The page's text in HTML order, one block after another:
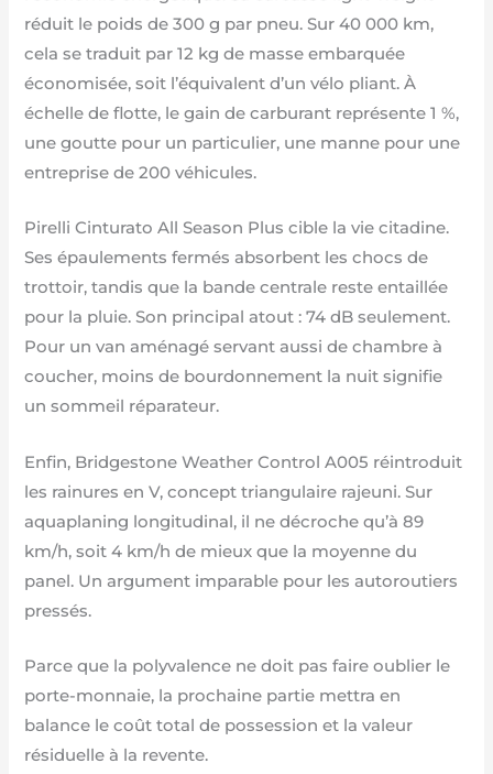
réduit le poids de 300 g par pneu. Sur 40 000 km,
cela se traduit par 12 kg de masse embarquée
économisée, soit l’équivalent d’un vélo pliant. À
échelle de flotte, le gain de carburant représente 1 %,
une goutte pour un particulier, une manne pour une
entreprise de 200 véhicules.
Pirelli Cinturato All Season Plus cible la vie citadine.
Ses épaulements fermés absorbent les chocs de
trottoir, tandis que la bande centrale reste entaillée
pour la pluie. Son principal atout : 74 dB seulement.
Pour un van aménagé servant aussi de chambre à
coucher, moins de bourdonnement la nuit signifie
un sommeil réparateur.
Enfin, Bridgestone Weather Control A005 réintroduit
les rainures en V, concept triangulaire rajeuni. Sur
aquaplaning longitudinal, il ne décroche qu’à 89
km/h, soit 4 km/h de mieux que la moyenne du
panel. Un argument imparable pour les autoroutiers
pressés.
Parce que la polyvalence ne doit pas faire oublier le
porte-monnaie, la prochaine partie mettra en
balance le coût total de possession et la valeur
résiduelle à la revente.